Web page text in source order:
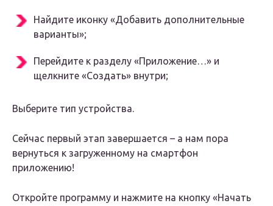
Найдите иконку «Добавить дополнительные
варианты»;
Перейдите к разделу «Приложение…» и
щелкните «Создать» внутри;
Выберите тип устройства.
Сейчас первый этап завершается – а нам пора
вернуться к загруженному на смартфон
приложению!
Откройте программу и нажмите на кнопку «Начать